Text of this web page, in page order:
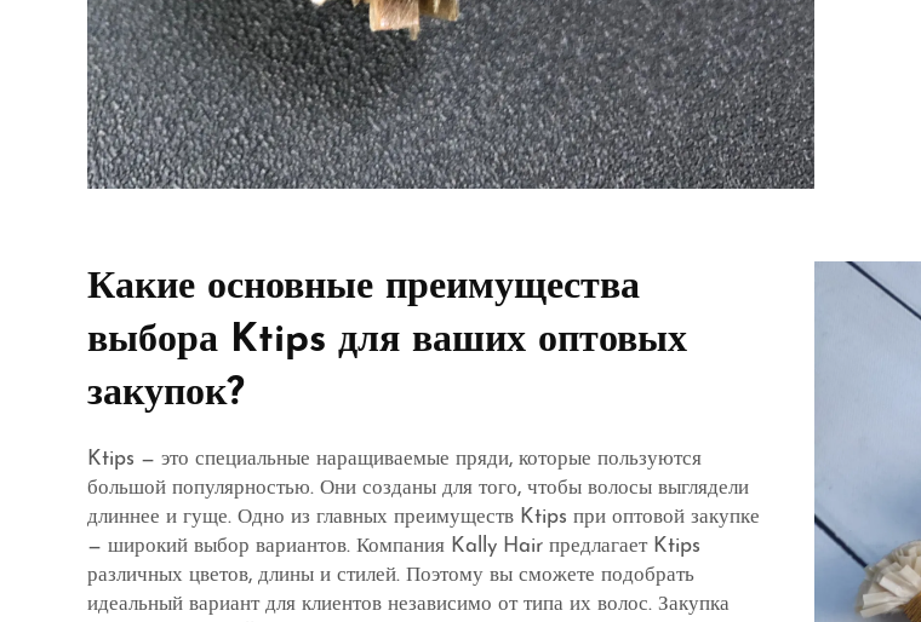
Какие основные преимущества
выбора Ktips для ваших оптовых
закупок?
Ktips — это специальные наращиваемые пряди, которые пользуются
большой популярностью. Они созданы для того, чтобы волосы выглядели
длиннее и гуще. Одно из главных преимуществ Ktips при оптовой закупке
— широкий выбор вариантов. Компания Kally Hair предлагает Ktips
различных цветов, длины и стилей. Поэтому вы сможете подобрать
идеальный вариант для клиентов независимо от типа их волос. Закупка